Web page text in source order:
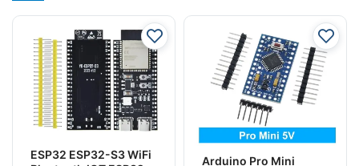
ESP32 ESP32-S3 WiFi
Arduino Pro Mini